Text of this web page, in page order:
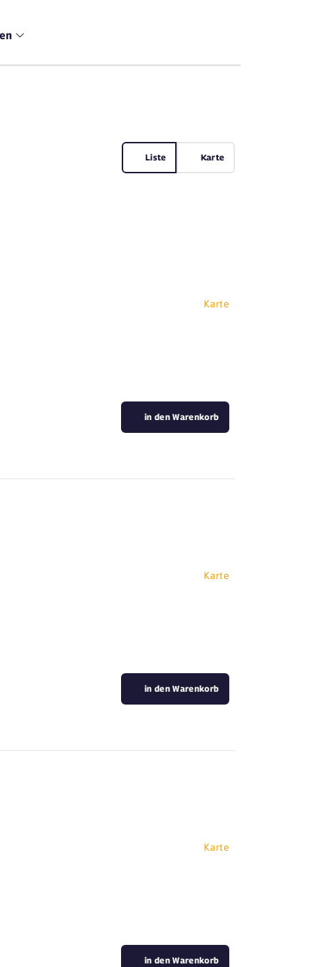
Liste Karte
Karte
in den Warenkorb
Karte
in den Warenkorb
Karte
in den Warenkorb